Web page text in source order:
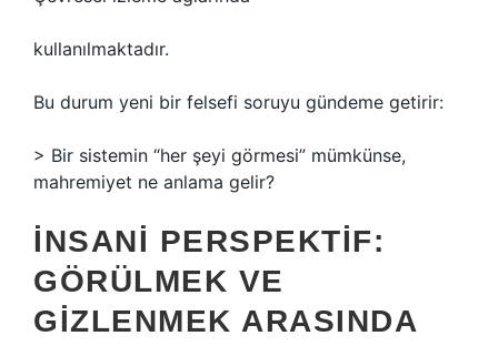
kullanılmaktadır.
Bu durum yeni bir felsefi soruyu gündeme getirir:
> Bir sistemin “her şeyi görmesi” mümkünse,
mahremiyet ne anlama gelir?
İNSANI PERSPEKTIF:
GÖRÜLMEK VE
GIZLENMEK ARASINDA